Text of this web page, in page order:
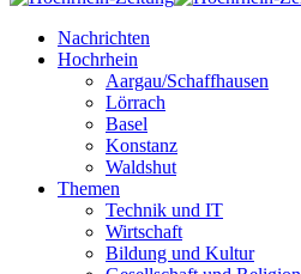
Nachrichten
Hochrhein
Aargau/Schaffhausen
Lörrach
Basel
Konstanz
Waldshut
Themen
Technik und IT
Wirtschaft
Bildung und Kultur